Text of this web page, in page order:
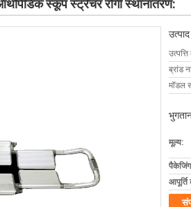
स्कूप स्ट्रेचर रोगी स्थानांतरण:
ब्रांड
मॉडल
मूल्य:
आपूर्ति